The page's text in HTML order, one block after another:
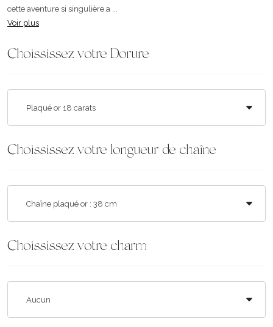
cette aventure si singulière a ...
Voir plus
Choississez votre Dorure
Choississez votre longueur de chaîne
Choississez votre charm